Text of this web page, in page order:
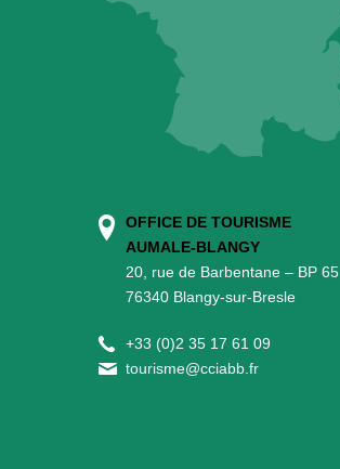
OFFICE DE TOURISME
AUMALE-BLANGY
20, rue de Barbentane – BP 65
76340 Blangy-sur-Bresle
+33 (0)2 35 17 61 09
tourisme@cciabb.fr